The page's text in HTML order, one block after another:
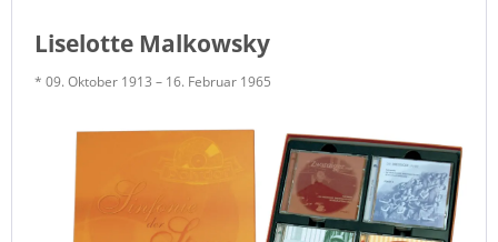
Liselotte Malkowsky
* 09. Oktober 1913 – 16. Februar 1965